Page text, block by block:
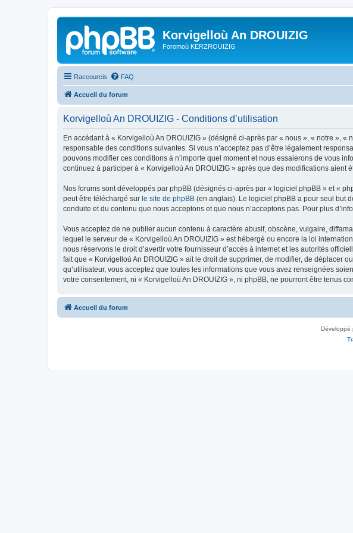
Korvigelloù An DROUIZIG
Foromoù KERZROUIZIG
Raccourcis FAQ
Accueil du forum
Korvigelloù An DROUIZIG - Conditions d’utilisation
En accédant à « Korvigelloù An DROUIZIG » (désigné ci-après par « nous », « notre »,
responsable des conditions suivantes. Si vous n’acceptez pas d’être légalement
pouvons modifier ces conditions à n’importe quel moment et nous essaierons de vous
continuez à participer à « Korvigelloù An DROUIZIG » après que des modifications aient
Nos forums sont développés par phpBB (désignés ci-après par « logiciel phpBB » et «
peut être téléchargé sur le site de phpBB (en anglais). Le logiciel phpBB a pour seul but
conduite et du contenu que nous acceptons et que nous n’acceptons pas. Pour plus
Vous acceptez de ne publier aucun contenu à caractère abusif, obscène, vulgaire,
lequel le serveur de « Korvigelloù An DROUIZIG » est hébergé ou encore la loi
nous réservons le droit d’avertir votre fournisseur d’accès à internet et les autorités
fait que « Korvigelloù An DROUIZIG » ait le droit de supprimer, de modifier, de déplacer
qu’utilisateur, vous acceptez que toutes les informations que vous avez renseignées
votre consentement, ni « Korvigelloù An DROUIZIG », ni phpBB, ne pourront être tenus
Accueil du forum
Développé